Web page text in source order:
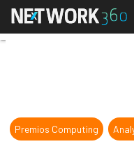
Premios Computing